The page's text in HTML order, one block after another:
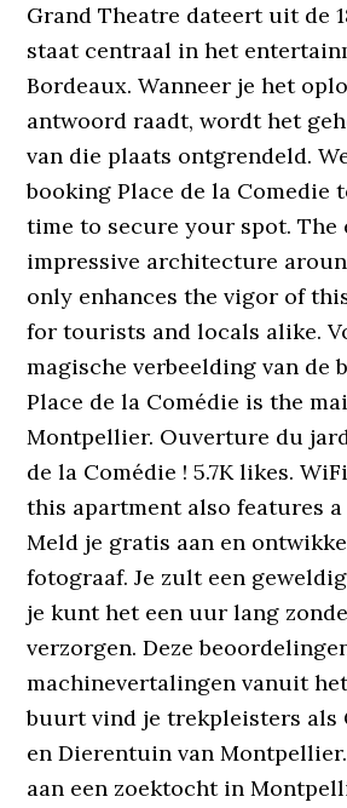
Grand Theatre dateert uit de
staat centraal in het
Bordeaux. Wanneer je het
antwoord raadt, wordt het
van die plaats ontgrendeld.
booking Place de la Comedie
time to secure your spot. The
impressive architecture
only enhances the vigor of
for tourists and locals alike.
magische verbeelding van de
Place de la Comédie is the
Montpellier. Ouverture du
de la Comédie ! 5.7K likes.
this apartment also features
Meld je gratis aan en
fotograaf. Je zult een
je kunt het een uur lang
verzorgen. Deze
machinevertalingen vanuit
buurt vind je trekpleisters als
en Dierentuin van
aan een zoektocht in